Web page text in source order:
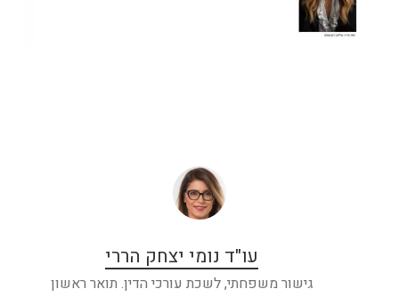
עו"ד נומי יצחק הררי
גישור משפחתי, לשכת עורכי הדין. תואר ראשון